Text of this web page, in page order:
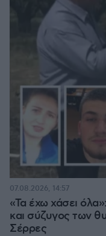
«Τα έχω χάσει
και σύζυγος των
Σέρρες
07.08.2026, 14:57